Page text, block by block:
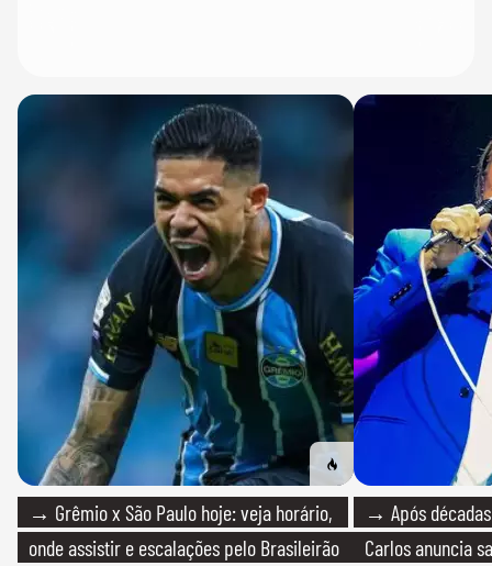
→ Grêmio x São Paulo hoje: veja horário,
onde assistir e escalações pelo Brasileirão
→ Após
Carlos anuncia